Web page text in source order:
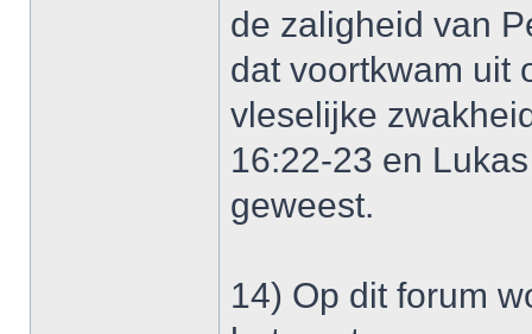
de zaligheid van
dat voortkwam uit
vleselijke
16:22-23 en
geweest.
14) Op dit forum